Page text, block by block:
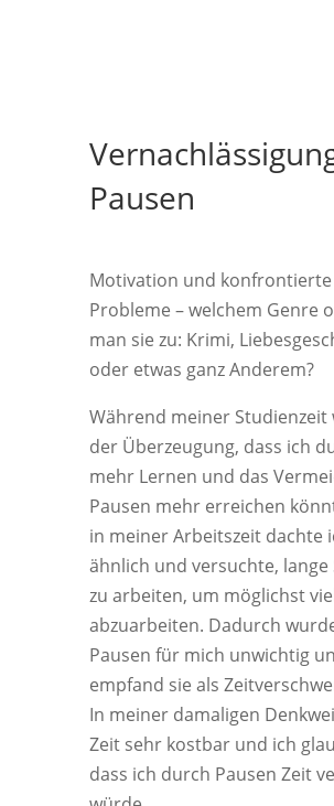
Pausen
Motivation und konfrontierte
Probleme – welchem Genre
man sie zu: Krimi,
oder etwas ganz Anderem?
Während meiner Studienzeit
der Überzeugung, dass ich
mehr Lernen und das
Pausen mehr erreichen
in meiner Arbeitszeit dachte
ähnlich und versuchte, lange
zu arbeiten, um möglichst
abzuarbeiten. Dadurch
Pausen für mich unwichtig
empfand sie als
In meiner damaligen
Zeit sehr kostbar und ich
dass ich durch Pausen Zeit